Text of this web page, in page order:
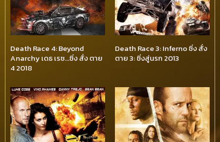
Death Race 4: Beyond
Anarchy เดธ เรซ…ซิ่ง สั่ง ตาย
4 2018
Death Race 3: Inferno ซิ่ง สั่ง
ตาย 3: ซิ่งสู่นรก 2013